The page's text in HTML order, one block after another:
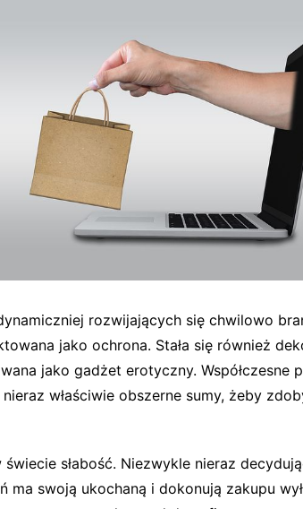
rozwijających się chwilowo
jako ochrona. Stała się również
jako gadżet erotyczny. Współczesne
właściwie obszerne sumy, żeby
słabość. Niezwykle nieraz
ma swoją ukochaną i dokonują zakupu